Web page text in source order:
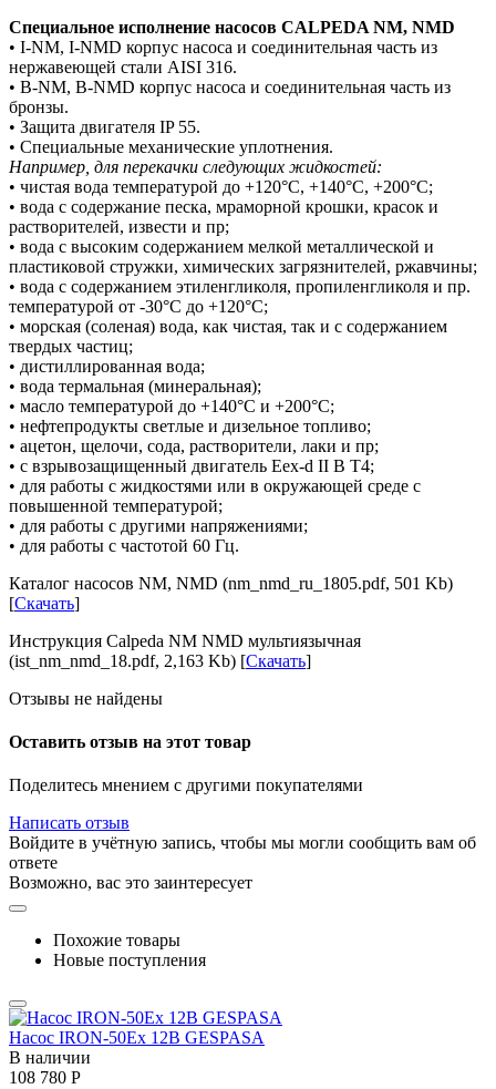
Специальное исполнение насосов CALPEDA NM, NMD
• I-NM, I-NMD корпус насоса и соединительная часть из
нержавеющей стали AISI 316.
• B-NM, B-NMD корпус насоса и соединительная часть из
бронзы.
• Защита двигателя IP 55.
• Специальные механические уплотнения.
Например, для перекачки следующих жидкостей:
• чистая вода температурой до +120°С, +140°С, +200°С;
• вода с содержание песка, мраморной крошки, красок и
растворителей, извести и пр;
• вода с высоким содержанием мелкой металлической и
пластиковой стружки, химических загрязнителей, ржавчины;
• вода с содержанием этиленгликоля, пропиленгликоля и пр.
температурой от -30°С до +120°С;
• морская (соленая) вода, как чистая, так и с содержанием
твердых частиц;
• дистиллированная вода;
• вода термальная (минеральная);
• масло температурой до +140°С и +200°С;
• нефтепродукты светлые и дизельное топливо;
• ацетон, щелочи, сода, растворители, лаки и пр;
• с взрывозащищенный двигатель Eex-d II В Т4;
• для работы с жидкостями или в окружающей среде с
повышенной температурой;
• для работы с другими напряжениями;
• для работы с частотой 60 Гц.
Каталог насосов NM, NMD (nm_nmd_ru_1805.pdf, 501 Kb)
[Скачать]
Инструкция Calpeda NM NMD мультиязычная
(ist_nm_nmd_18.pdf, 2,163 Kb) [Скачать]
Отзывы не найдены
Оставить отзыв на этот товар
Поделитесь мнением с другими покупателями
Написать отзыв
Войдите в учётную запись, чтобы мы могли сообщить вам об
ответе
Возможно, вас это заинтересует
Похожие товары
Новые поступления
Насос IRON-50Ex 12В GESPASA
В наличии
108 780 Р